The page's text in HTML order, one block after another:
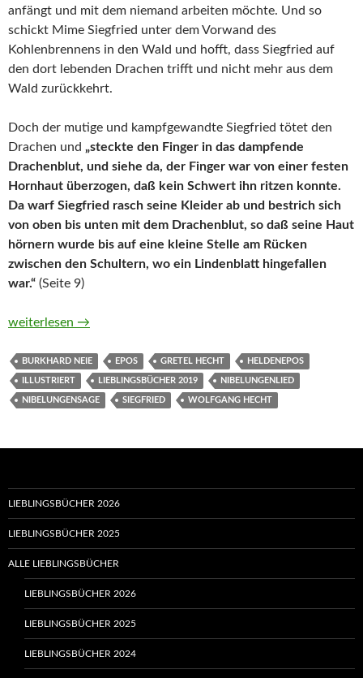
anfängt und mit dem niemand arbeiten möchte. Und so
schickt Mime Siegfried unter dem Vorwand des
Kohlenbrennens in den Wald und hofft, dass Siegfried auf
den dort lebenden Drachen trifft und nicht mehr aus dem
Wald zurückkehrt.
Doch der mutige und kampfgewandte Siegfried tötet den
Drachen und „steckte den Finger in das dampfende
Drachenblut, und siehe da, der Finger war von einer festen
Hornhaut überzogen, daß kein Schwert ihn ritzen konnte.
Da warf Siegfried rasch seine Kleider ab und bestrich sich
von oben bis unten mit dem Drachenblut, so daß seine Haut
hörnern wurde bis auf eine kleine Stelle am Rücken
zwischen den Schultern, wo ein Lindenblatt hingefallen
war.“ (Seite 9)
Die Nibelungen von Burkhard Neie
weiterlesen →
BURKHARD NEIE EPOS GRETEL HECHT HELDENEPOS
ILLUSTRIERT LIEBLINGSBÜCHER 2019 NIBELUNGENLIED
NIBELUNGENSAGE SIEGFRIED WOLFGANG HECHT
LIEBLINGSBÜCHER 2026
LIEBLINGSBÜCHER 2025
ALLE LIEBLINGSBÜCHER
LIEBLINGSBÜCHER 2026
LIEBLINGSBÜCHER 2025
LIEBLINGSBÜCHER 2024